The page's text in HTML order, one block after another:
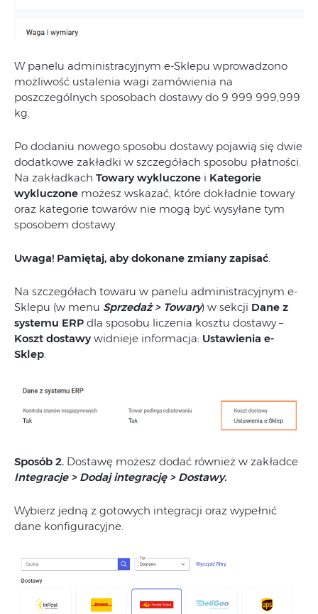
W panelu administracyjnym e-Sklepu wprowadzono
możliwość ustalenia wagi zamówienia na
poszczególnych sposobach dostawy do 9 999 999,999
kg.
Po dodaniu nowego sposobu dostawy pojawią się dwie
dodatkowe zakładki w szczegółach sposobu płatności.
Na zakładkach Towary wykluczone i Kategorie
wykluczone możesz wskazać, które dokładnie towary
oraz kategorie towarów nie mogą być wysyłane tym
sposobem dostawy.
Uwaga! Pamiętaj, aby dokonane zmiany zapisać.
Na szczegółach towaru w panelu administracyjnym e-
Sklepu (w menu Sprzedaż > Towary) w sekcji Dane z
systemu ERP dla sposobu liczenia kosztu dostawy –
Koszt dostawy widnieje informacja: Ustawienia e-
Sklep.
Sposób 2. Dostawę możesz dodać również w zakładce
Integracje > Dodaj integrację > Dostawy.
Wybierz jedną z gotowych integracji oraz wypełnić
dane konfiguracyjne.